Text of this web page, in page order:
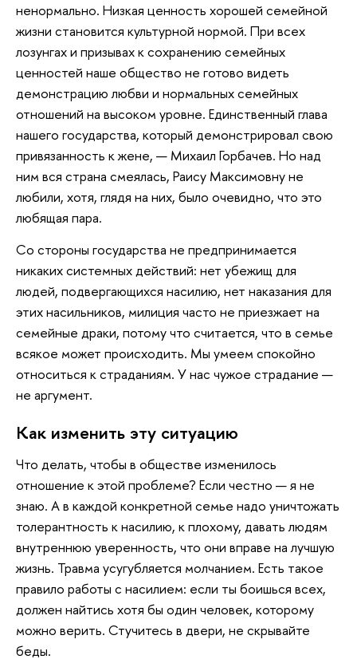
ненормально. Низкая ценность хорошей семейной
жизни становится культурной нормой. При всех
лозунгах и призывах к сохранению семейных
ценностей наше общество не готово видеть
демонстрацию любви и нормальных семейных
отношений на высоком уровне. Единственный глава
нашего государства, который демонстрировал свою
привязанность к жене, — Михаил Горбачев. Но над
ним вся страна смеялась, Раису Максимовну не
любили, хотя, глядя на них, было очевидно, что это
любящая пара.
Со стороны государства не предпринимается
никаких системных действий: нет убежищ для
людей, подвергающихся насилию, нет наказания для
этих насильников, милиция часто не приезжает на
семейные драки, потому что считается, что в семье
всякое может происходить. Мы умеем спокойно
относиться к страданиям. У нас чужое страдание —
не аргумент.
Как изменить эту ситуацию
Что делать, чтобы в обществе изменилось
отношение к этой проблеме? Если честно — я не
знаю. А в каждой конкретной семье надо уничтожать
толерантность к насилию, к плохому, давать людям
внутреннюю уверенность, что они вправе на лучшую
жизнь. Травма усугубляется молчанием. Есть такое
правило работы с насилием: если ты боишься всех,
должен найтись хотя бы один человек, которому
можно верить. Стучитесь в двери, не скрывайте
беды.